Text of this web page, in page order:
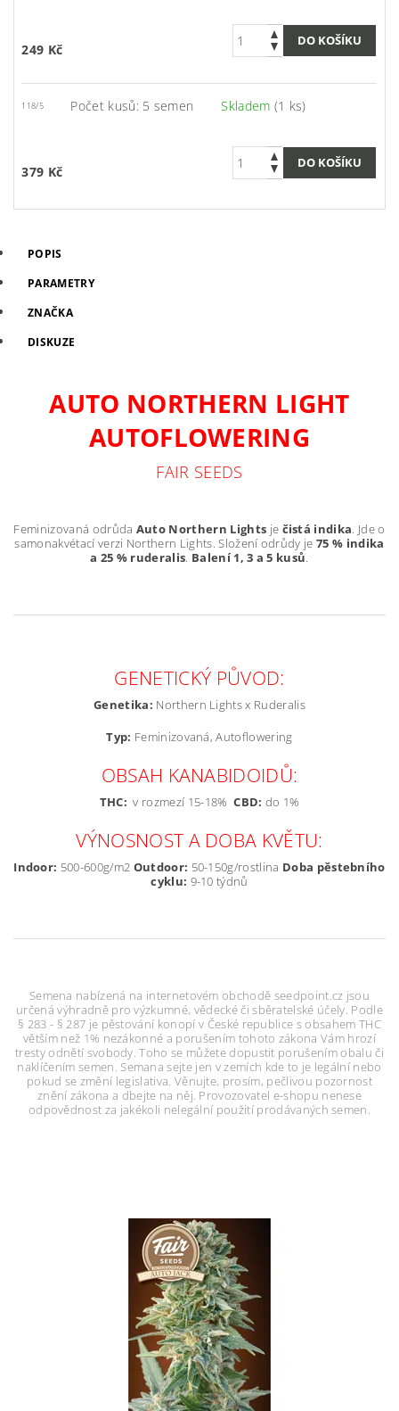
249 Kč
118/5 Počet kusů: 5 semen Skladem (1 ks)
379 Kč
POPIS
PARAMETRY
ZNAČKA
DISKUZE
AUTO NORTHERN LIGHT
AUTOFLOWERING
FAIR SEEDS
Feminizovaná odrůda Auto Northern Lights je čistá indika. Jde o
samonakvétací verzi Northern Lights. Složení odrůdy je75 % indika
a 25 % ruderalis. Balení 1, 3 a 5 kusů.
GENETICKÝ PŮVOD:
Genetika: Northern Lights x Ruderalis
Typ: Feminizovaná, Autoflowering
OBSAH KANABIDOIDŮ:
THC: v rozmezí 15-18%CBD: do 1%
VÝNOSNOST A DOBA KVĚTU:
Indoor: 500-600g/m2 Outdoor: 50-150g/rostlina Doba pěstebního
cyklu: 9-10 týdnů
Semena nabízená na internetovém obchodě seedpoint.cz jsou
určená výhradně pro výzkumné, vědecké či sběratelské účely. Podle
§ 283 - § 287 je pěstování konopí v České republice s obsahem THC
větším než 1% nezákonné a porušením tohoto zákona Vám hrozí
tresty odnětí svobody. Toho se můžete dopustit porušením obalu či
naklíčením semen. Semana sejte jen v zemích kde to je legální nebo
pokud se změní legislativa. Věnujte, prosím, pečlivou pozornost
znění zákona a dbejte na něj. Provozovatel e-shopu nenese
odpovědnost za jakékoli nelegální použití prodávaných semen.